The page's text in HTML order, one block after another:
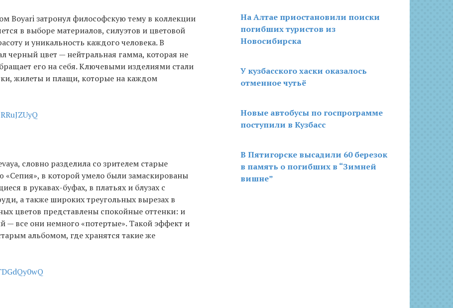
Boyari затронул философскую тему в коллекции
в выборе материалов, силуэтов и цветовой
и уникальность каждого человека. В
черный цвет — нейтральная гамма, которая не
его на себя. Ключевыми изделиями стали
жилеты и плащи, которые на каждом
словно разделила со зрителем старые
в которой умело были замаскированы
в рукавах-буфах, в платьях и блузах с
а также широких треугольных вырезах в
цветов представлены спокойные оттенки: и
все они немного «потертые». Такой эффект и
альбомом, где хранятся такие же
На Алтае приостановили поиски
погибших туристов из
Новосибирска
У кузбасского хаски оказалось
отменное чутьё
Новые автобусы по госпрограмме
поступили в Кузбасс
В Пятигорске высадили 60 березок
в память о погибших в “Зимней
вишне”